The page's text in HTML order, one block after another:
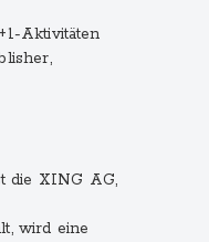
Aktivitäten
die XING AG,
wird eine